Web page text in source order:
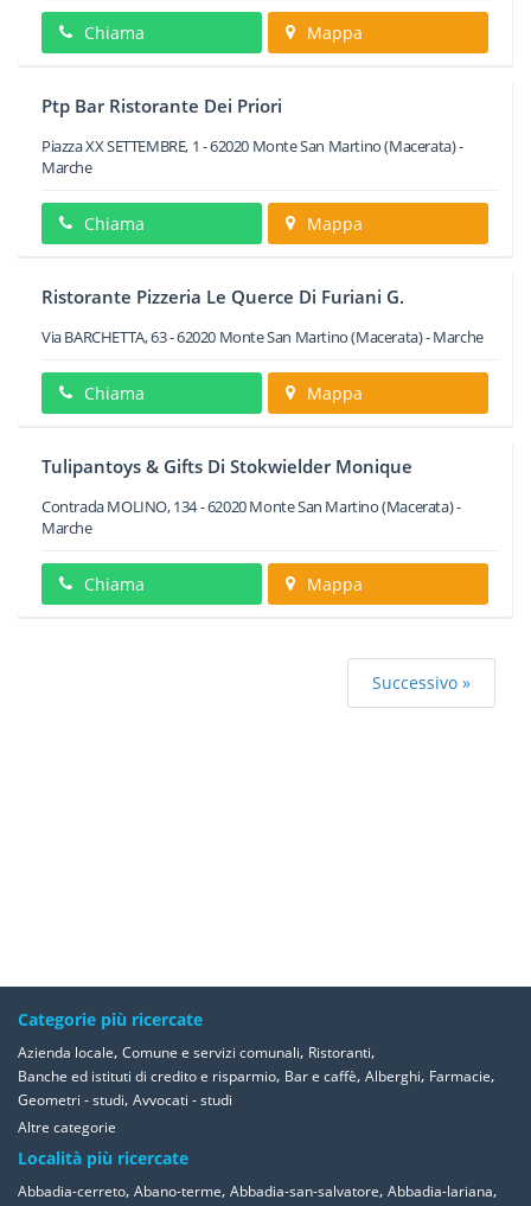
Chiama Mappa
Ptp Bar Ristorante Dei Priori
Piazza XX SETTEMBRE, 1 -62020 Monte San Martino(Macerata) -
Marche
Chiama Mappa
Ristorante Pizzeria Le Querce Di Furiani G.
Via BARCHETTA, 63-62020 Monte San Martino(Macerata) -Marche
Chiama Mappa
Tulipantoys & Gifts Di Stokwielder Monique
Contrada MOLINO, 134-62020Monte San Martino(Macerata) -
Marche
Chiama Mappa
Successivo »
Categorie più ricercate
Azienda locale, Comune e servizi comunali, Ristoranti,
Banche ed istituti di credito e risparmio, Bar e caffè, Alberghi, Farmacie,
Geometri - studi, Avvocati - studi
Altre categorie
Località più ricercate
Abbadia-cerreto, Abano-terme, Abbadia-san-salvatore, Abbadia-lariana,